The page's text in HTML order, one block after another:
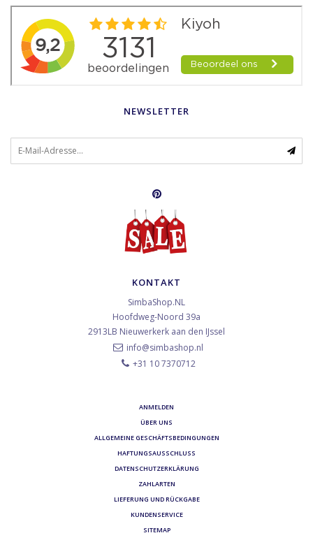
NEWSLETTER
KONTAKT
SimbaShop.NL
Hoofdweg-Noord 39a
2913LB Nieuwerkerk aan den IJssel
info@simbashop.nl
+31 10 7370712
ANMELDEN
ÜBER UNS
ALLGEMEINE GESCHÄFTSBEDINGUNGEN
HAFTUNGSAUSSCHLUSS
DATENSCHUTZERKLÄRUNG
ZAHLARTEN
LIEFERUNG UND RÜCKGABE
KUNDENSERVICE
SITEMAP